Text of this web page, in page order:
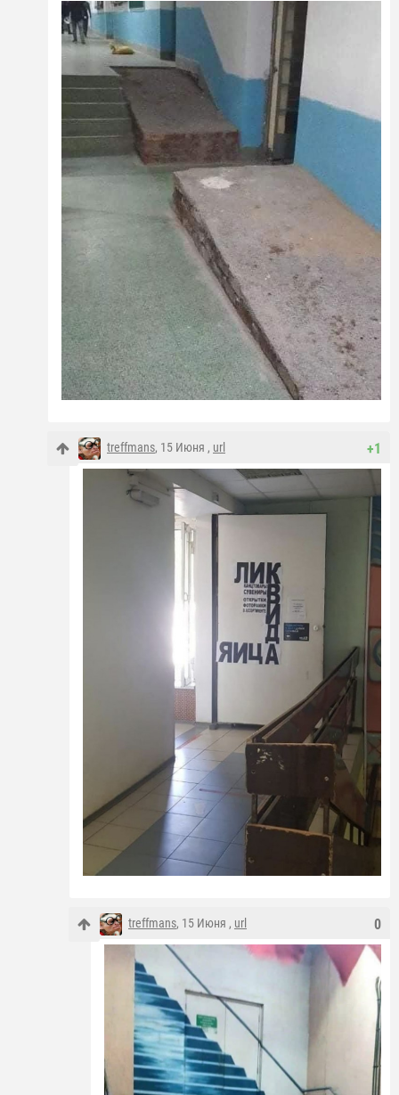
+1
treffmans, 15 Июня , url
0
treffmans, 15 Июня , url